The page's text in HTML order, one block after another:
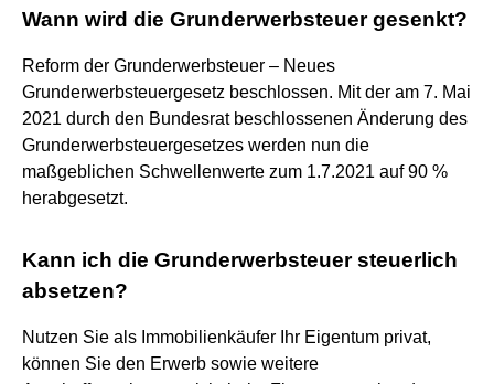
Wann wird die Grunderwerbsteuer gesenkt?
Reform der Grunderwerbsteuer – Neues
Grunderwerbsteuergesetz beschlossen. Mit der am 7. Mai
2021 durch den Bundesrat beschlossenen Änderung des
Grunderwerbsteuergesetzes werden nun die
maßgeblichen Schwellenwerte zum 1.7.2021 auf 90 %
herabgesetzt.
Kann ich die Grunderwerbsteuer steuerlich
absetzen?
Nutzen Sie als Immobilienkäufer Ihr Eigentum privat,
können Sie den Erwerb sowie weitere